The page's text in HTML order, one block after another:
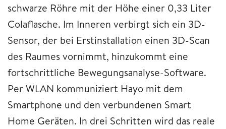
schwarze Röhre mit der Höhe einer 0,33 Liter
Colaflasche. Im Inneren verbirgt sich ein 3D-
Sensor, der bei Erstinstallation einen 3D-Scan
des Raumes vornimmt, hinzukommt eine
fortschrittliche Bewegungsanalyse-Software.
Per WLAN kommuniziert Hayo mit dem
Smartphone und den verbundenen Smart
Home Geräten. In drei Schritten wird das reale